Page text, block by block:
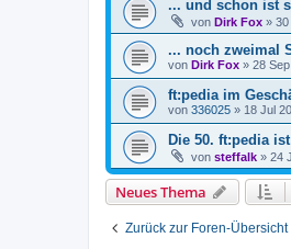
... und schon ist
von Dirk Fox » 30
... noch zweimal
von Dirk Fox » 28
ft:pedia im
von 336025 » 18 Jul
Die 50. ft:pedia
von steffalk » 24
Neues Thema
Zurück zur Foren-Übersicht